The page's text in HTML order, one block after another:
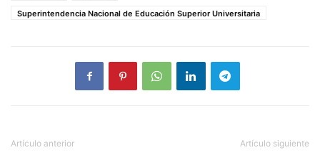
Superintendencia Nacional de Educación Superior Universitaria
Artículo anterior Artículo siguiente